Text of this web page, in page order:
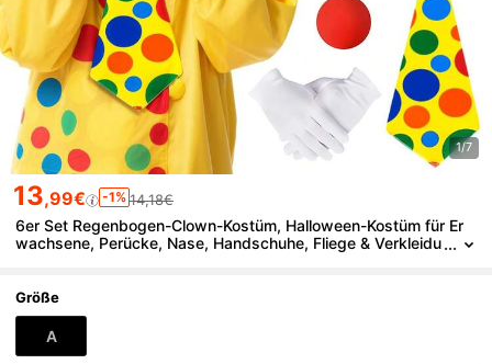
1/7
13,99€ -1% 14,18€
6er Set Regenbogen-Clown-Kostüm, Halloween-Kostüm für Er
wachsene, Perücke, Nase, Handschuhe, Fliege & Verkleidu
Größe
A